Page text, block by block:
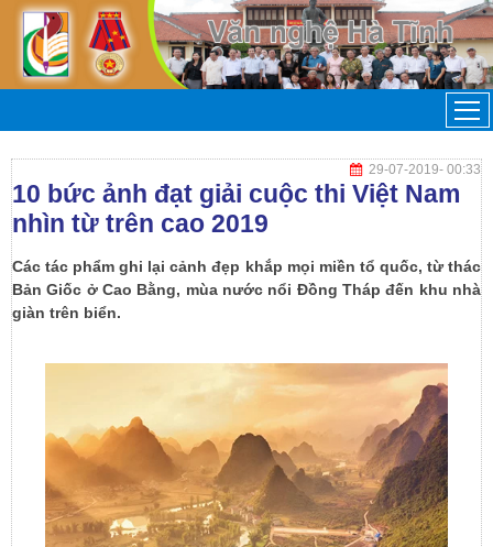
29-07-2019- 00:33
10 bức ảnh đạt giải cuộc thi Việt Nam
nhìn từ trên cao 2019
Các tác phẩm ghi lại cảnh đẹp khắp mọi miền tổ quốc, từ thác
Bản Giốc ở Cao Bằng, mùa nước nổi Đồng Tháp đến khu nhà
giàn trên biển.